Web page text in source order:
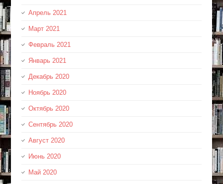
Апрель 2021
Март 2021
Февраль 2021
Январь 2021
Декабрь 2020
Ноябрь 2020
Октябрь 2020
Сентябрь 2020
Август 2020
Июнь 2020
Май 2020